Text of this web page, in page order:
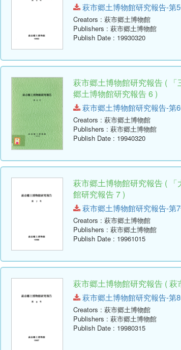
萩市郷土博物館研究報告-第
Creators : 萩市郷土博物館
Publishers : 萩市郷土博物館
Publish Date : 19930320
萩市郷土博物館研究報告 (
郷土博物館研究報告 6 )
萩市郷土博物館研究報告-第
Creators : 萩市郷土博物館
Publishers : 萩市郷土博物館
Publish Date : 19940320
萩市郷土博物館研究報告 (
館研究報告 7 )
萩市郷土博物館研究報告-第
Creators : 萩市郷土博物館
Publishers : 萩市郷土博物館
Publish Date : 19961015
萩市郷土博物館研究報告 (
萩市郷土博物館研究報告-第
Creators : 萩市郷土博物館
Publishers : 萩市郷土博物館
Publish Date : 19980315